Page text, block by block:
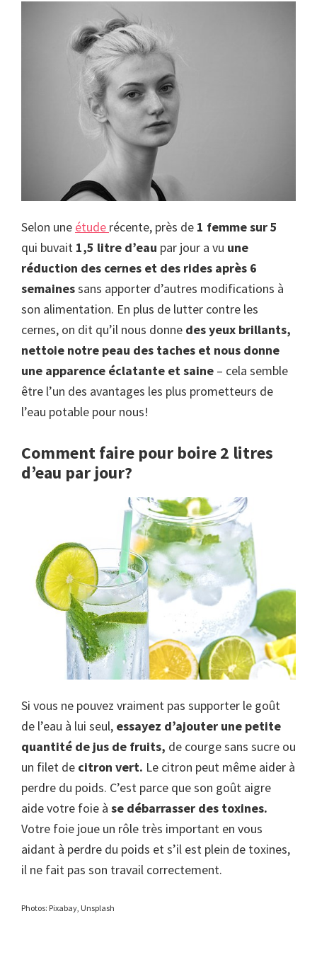
Selon une étude récente, près de 1 femme sur 5
qui buvait 1,5 litre d’eau par jour a vu une
réduction des cernes et des rides après 6
semainessans apporter d’autres modifications à
son alimentation. En plus de lutter contre les
cernes, on dit qu’il nous donne des yeux brillants,
nettoie notre peau des taches et nous donne
une apparence éclatante et saine – cela semble
être l’un des avantages les plus prometteurs de
l’eau potable pour nous!
Comment faire pour boire 2 litres
d’eau par jour?
Si vous ne pouvez vraiment pas supporter le goût
de l’eau à lui seul, essayez d’ajouter une petite
quantité de jus de fruits, de courge sans sucre ou
un filet de citron vert. Le citron peut même aider à
perdre du poids. C’est parce que son goût aigre
aide votre foie à se débarrasser des toxines.
Votre foie joue un rôle très important en vous
aidant à perdre du poids et s’il est plein de toxines,
il ne fait pas son travail correctement.
Photos: Pixabay, Unsplash